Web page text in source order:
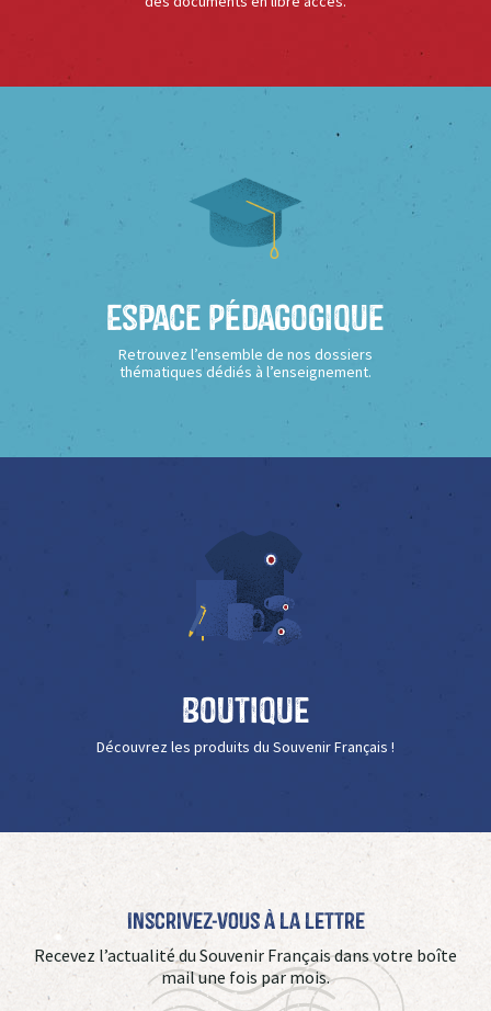
Espace Pédagogique
Retrouvez l’ensemble de nos dossiers
thématiques dédiés à l’enseignement.
Boutique
Découvrez les produits du Souvenir Français !
Inscrivez-vous à La Lettre
Recevez l’actualité du Souvenir Français dans votre boîte
mail une fois par mois.